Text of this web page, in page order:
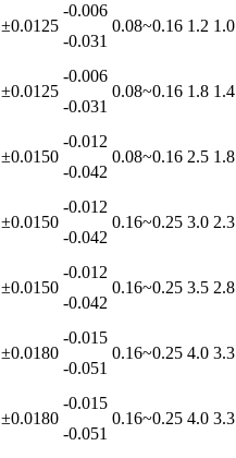
±0.0125
-0.006
-0.031
0.08~0.16 1.2 1.0
±0.0125
-0.006
-0.031
0.08~0.16 1.8 1.4
±0.0150
-0.012
-0.042
0.08~0.16 2.5 1.8
±0.0150
-0.012
-0.042
0.16~0.25 3.0 2.3
±0.0150
-0.012
-0.042
0.16~0.25 3.5 2.8
±0.0180
-0.015
-0.051
0.16~0.25 4.0 3.3
±0.0180
-0.015
-0.051
0.16~0.25 4.0 3.3